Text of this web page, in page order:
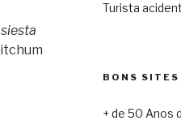
siesta
Turista
BONS SITES
+ de 50 Anos